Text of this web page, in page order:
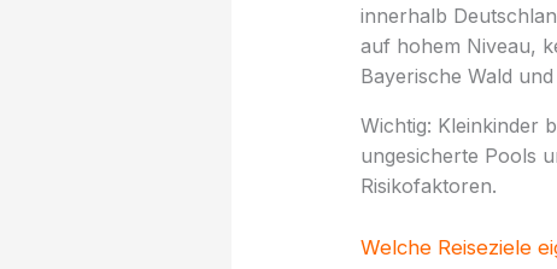
innerhalb
auf hohem Niveau,
Bayerische Wald
Wichtig: Kleinkinder
ungesicherte Pools
Risikofaktoren.
Welche Reiseziele